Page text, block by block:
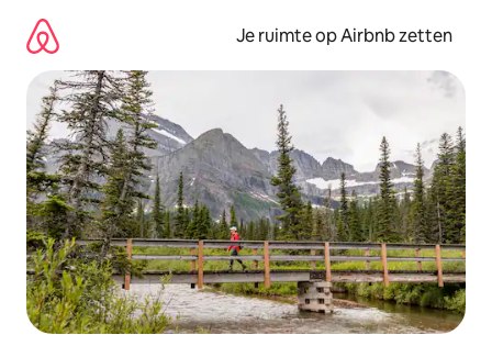
direct
naar
inhoud
Je ruimte op Airbnb zetten